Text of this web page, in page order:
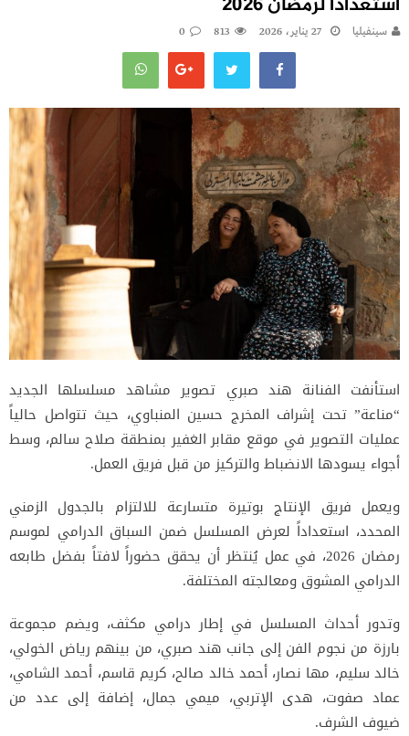
سينفيليا 27 يناير، 2026 813
0
استأنفت الفنانة هند صبري تصوير مشاهد مسلسلها الجديد
“مناعة” تحت إشراف المخرج حسين المنباوي، حيث تتواصل حالياً
عمليات التصوير في موقع مقابر الغفير بمنطقة صلاح سالم، وسط
أجواء يسودها الانضباط والتركيز من قبل فريق العمل.
ويعمل فريق الإنتاج بوتيرة متسارعة للالتزام بالجدول الزمني
المحدد، استعداداً لعرض المسلسل ضمن السباق الدرامي لموسم
رمضان 2026، في عمل يُنتظر أن يحقق حضوراً لافتاً بفضل طابعه
الدرامي المشوق ومعالجته المختلفة.
وتدور أحداث المسلسل في إطار درامي مكثف، ويضم مجموعة
بارزة من نجوم الفن إلى جانب هند صبري، من بينهم رياض الخولي،
خالد سليم، مها نصار، أحمد خالد صالح، كريم قاسم، أحمد الشامي،
عماد صفوت، هدى الإتربي، ميمي جمال، إضافة إلى عدد من
ضيوف الشرف.